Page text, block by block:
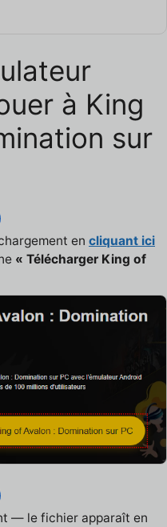
à King
sur
en cliquant ici
« Télécharger King of
— le fichier apparaît en